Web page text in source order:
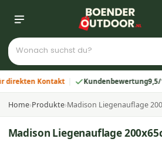
Kontakt Kundenbewertung9,5/10
Home›Produkte›Madison Liegenauflage
Madison Liegenauflage